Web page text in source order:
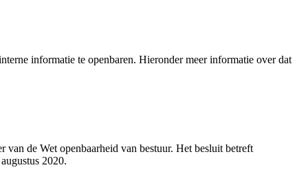
informatie te openbaren. Hieronder meer informatie over dat
de Wet openbaarheid van bestuur. Het besluit betreft
2020.